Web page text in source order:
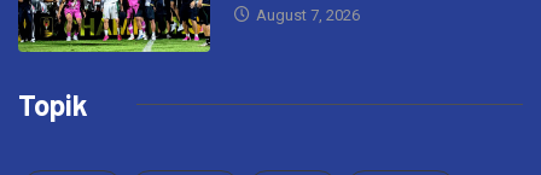
August 7, 2026
Topik